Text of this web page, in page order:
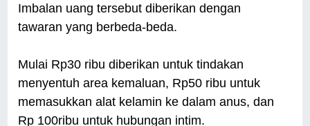
Imbalan uang tersebut diberikan dengan
tawaran yang berbeda-beda.
Mulai Rp30 ribu diberikan untuk tindakan
menyentuh area kemaluan, Rp50 ribu untuk
memasukkan alat kelamin ke dalam anus, dan
Rp 100ribu untuk hubungan intim.